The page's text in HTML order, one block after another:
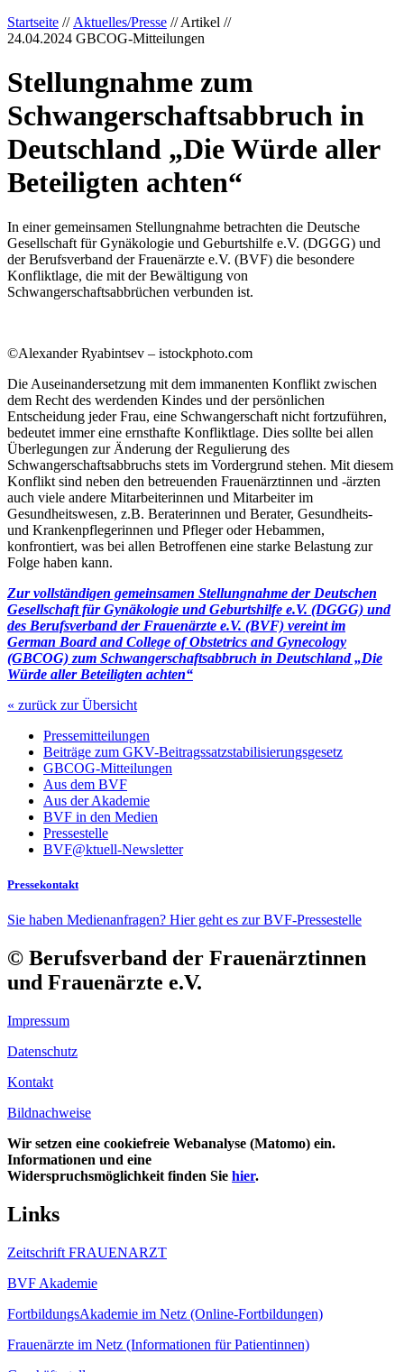
Startseite // Aktuelles/Presse // Artikel //
24.04.2024 GBCOG-Mitteilungen
Stellungnahme zum
Schwangerschaftsabbruch in
Deutschland „Die Würde aller
Beteiligten achten“
In einer gemeinsamen Stellungnahme betrachten die Deutsche
Gesellschaft für Gynäkologie und Geburtshilfe e.V. (DGGG) und
der Berufsverband der Frauenärzte e.V. (BVF) die besondere
Konfliktlage, die mit der Bewältigung von
Schwangerschaftsabbrüchen verbunden ist.
©Alexander Ryabintsev – istockphoto.com
Die Auseinandersetzung mit dem immanenten Konflikt zwischen
dem Recht des werdenden Kindes und der persönlichen
Entscheidung jeder Frau, eine Schwangerschaft nicht fortzuführen,
bedeutet immer eine ernsthafte Konfliktlage. Dies sollte bei allen
Überlegungen zur Änderung der Regulierung des
Schwangerschaftsabbruchs stets im Vordergrund stehen. Mit diesem
Konflikt sind neben den betreuenden Frauenärztinnen und -ärzten
auch viele andere Mitarbeiterinnen und Mitarbeiter im
Gesundheitswesen, z.B. Beraterinnen und Berater, Gesundheits-
und Krankenpflegerinnen und Pfleger oder Hebammen,
konfrontiert, was bei allen Betroffenen eine starke Belastung zur
Folge haben kann.
Zur vollständigen gemeinsamen Stellungnahme der Deutschen
Gesellschaft für Gynäkologie und Geburtshilfe e.V. (DGGG) und
des Berufsverband der Frauenärzte e.V. (BVF) vereint im
German Board and College of Obstetrics and Gynecology
(GBCOG) zum Schwangerschaftsabbruch in Deutschland „Die
Würde aller Beteiligten achten“
« zurück zur Übersicht
Pressemitteilungen
Beiträge zum GKV-Beitragssatzstabilisierungsgesetz
GBCOG-Mitteilungen
Aus dem BVF
Aus der Akademie
BVF in den Medien
Pressestelle
BVF@ktuell-Newsletter
Pressekontakt
Sie haben Medienanfragen? Hier geht es zur BVF-Pressestelle
© Berufsverband der Frauenärztinnen
und Frauenärzte e.V.
Impressum
Datenschutz
Kontakt
Bildnachweise
Wir setzen eine cookiefreie Webanalyse (Matomo) ein.
Informationen und eine
Widerspruchsmöglichkeit finden Sie hier.
Links
Zeitschrift FRAUENARZT
BVF Akademie
FortbildungsAkademie im Netz (Online-Fortbildungen)
Frauenärzte im Netz (Informationen für Patientinnen)